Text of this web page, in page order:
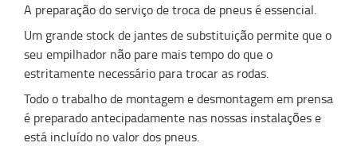
A preparação do serviço de troca de pneus é essencial.
Um grande stock de jantes de substituição permite que o
seu empilhador não pare mais tempo do que o
estritamente necessário para trocar as rodas.
Todo o trabalho de montagem e desmontagem em prensa
é preparado antecipadamente nas nossas instalações e
está incluído no valor dos pneus.